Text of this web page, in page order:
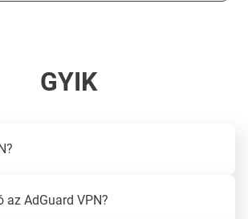
GYIK
az AdGuard VPN?